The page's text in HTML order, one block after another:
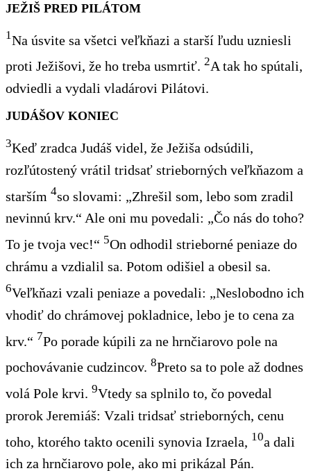
JEŽIŠ PRED PILÁTOM
1Na úsvite sa všetci veľkňazi a starší ľudu uzniesli
proti Ježišovi, že ho treba usmrtiť. 2A tak ho spútali,
odviedli a vydali vladárovi Pilátovi.
JUDÁŠOV KONIEC
3Keď zradca Judáš videl, že Ježiša odsúdili,
rozľútostený vrátil tridsať strieborných veľkňazom a
starším 4so slovami: „Zhrešil som, lebo som zradil
nevinnú krv.“ Ale oni mu povedali: „Čo nás do toho?
To je tvoja vec!“ 5On odhodil strieborné peniaze do
chrámu a vzdialil sa. Potom odišiel a obesil sa.
6Veľkňazi vzali peniaze a povedali: „Neslobodno ich
vhodiť do chrámovej pokladnice, lebo je to cena za
krv.“ 7Po porade kúpili za ne hrnčiarovo pole na
pochovávanie cudzincov. 8Preto sa to pole až dodnes
volá Pole krvi. 9Vtedy sa splnilo to, čo povedal
prorok Jeremiáš: Vzali tridsať strieborných, cenu
toho, ktorého takto ocenili synovia Izraela,
10a dali
ich za hrnčiarovo pole, ako mi prikázal Pán.